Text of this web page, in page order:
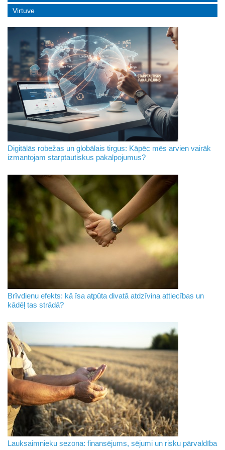
Virtuve
Digitālās robežas un globālais tirgus: Kāpēc mēs arvien vairāk
izmantojam starptautiskus pakalpojumus?
Brīvdienu efekts: kā īsa atpūta divatā atdzīvina attiecības un
kādēļ tas strādā?
Lauksaimnieku sezona: finansējums, sējumi un risku pārvaldība